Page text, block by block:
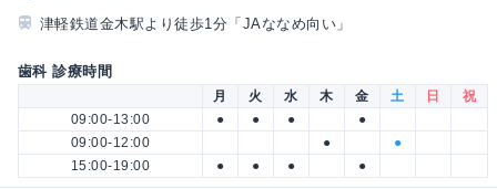
津軽鉄道金木駅より徒歩1分「JAななめ向い」
歯科 診療時間
月 火 水 木 金 土 日
祝
09:00-13:00
● ● ●
●
09:00-12:00
●
●
15:00-19:00
● ● ● ●